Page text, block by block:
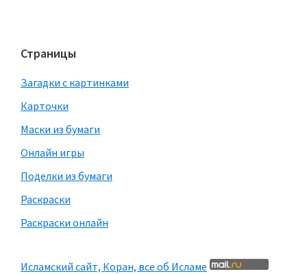
Страницы
Загадки с картинками
Карточки
Маски из бумаги
Онлайн игры
Поделки из бумаги
Раскраски
Раскраски онлайн
Исламский сайт, Коран, все об Исламе